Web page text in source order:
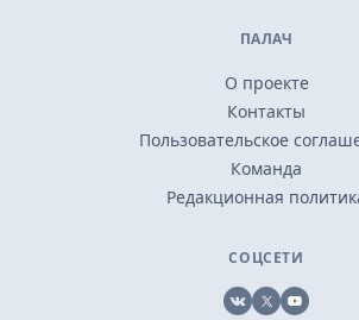
ПАЛАЧ
О проекте
Контакты
Пользовательское
Команда
Редакционная
СОЦСЕТИ
VK X YouTube